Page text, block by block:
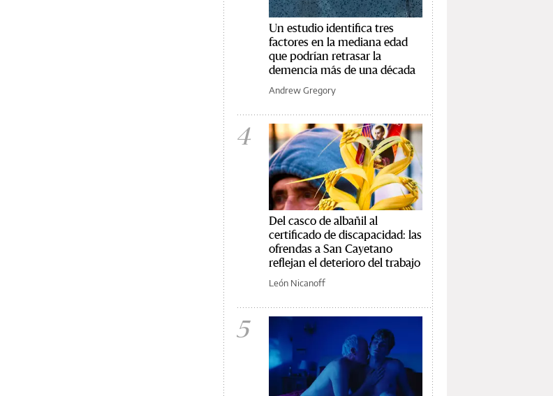
Un estudio identifica tres
factores en la mediana edad
que podrían retrasar la
demencia más de una década
Andrew Gregory
4
Del casco de albañil al
certificado de discapacidad: las
ofrendas a San Cayetano
reflejan el deterioro del trabajo
León Nicanoff
5